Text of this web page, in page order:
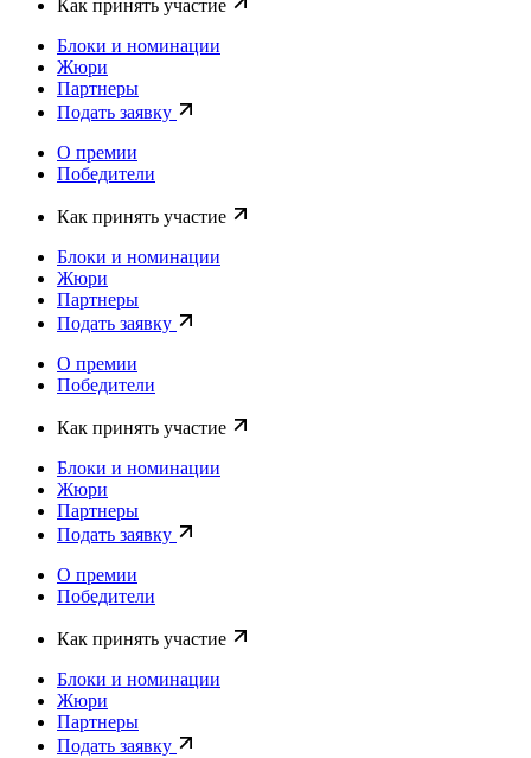
Как принять участие
Блоки и номинации
Жюри
Партнеры
Подать заявку
О премии
Победители
Как принять участие
Блоки и номинации
Жюри
Партнеры
Подать заявку
О премии
Победители
Как принять участие
Блоки и номинации
Жюри
Партнеры
Подать заявку
О премии
Победители
Как принять участие
Блоки и номинации
Жюри
Партнеры
Подать заявку